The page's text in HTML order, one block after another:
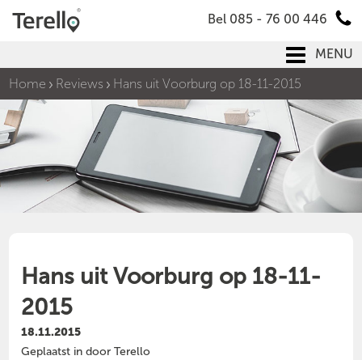
Bel 085 - 76 00 446
MENU
Home
Reviews Hans uit Voorburg op 18-11-2015
Hans uit Voorburg op 18-11-
2015
18.11.2015
Geplaatst in door Terello